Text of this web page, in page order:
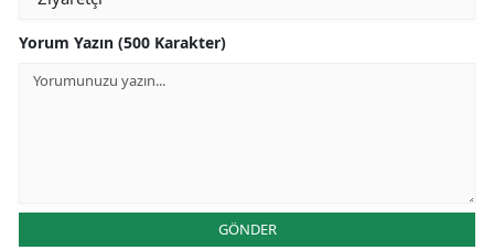
Yorum Yazın (500 Karakter)
GÖNDER